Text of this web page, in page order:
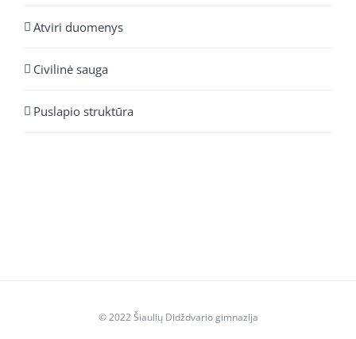
Atviri duomenys
Civilinė sauga
Puslapio struktūra
© 2022 Šiaulių Didždvario gimnazija